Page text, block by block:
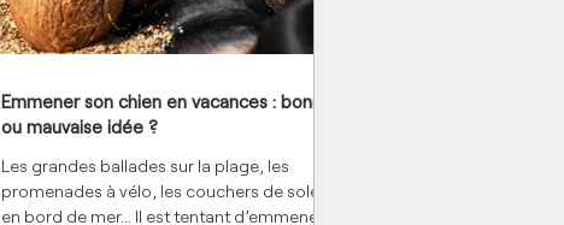
Emmener son chien en vacances : bonne
ou mauvaise idée ?
Les grandes ballades sur la plage, les
promenades à vélo, les couchers de soleil
en bord de mer… Il est tentant d’emmener